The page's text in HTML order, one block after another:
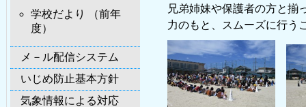
学校だより （前年
度）
メ－ル配信システム
いじめ防止基本方針
気象情報による対応
兄弟姉妹や保護者の方と揃
力のもと、スムーズに行う